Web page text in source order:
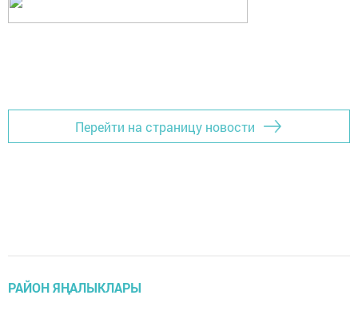
Перейти на страницу новости
РАЙОН ЯҢАЛЫКЛАРЫ